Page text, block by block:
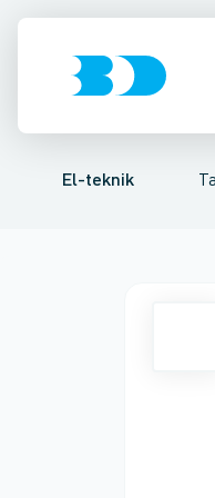
El-teknik
Afbrydere,
Tavler, kapsling og
Ventilationsplade